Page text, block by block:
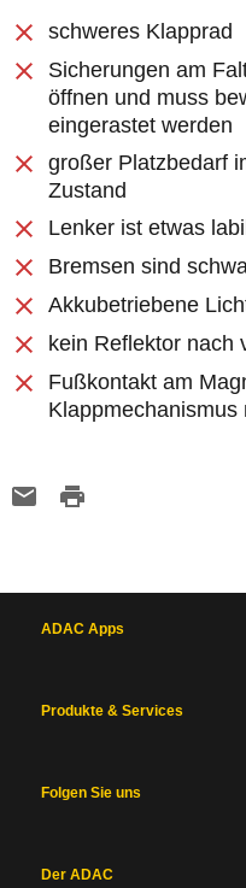
schweres Klapprad
Sicherungen am
öffnen und muss
eingerastet werden
großer Platzbedarf
Zustand
Lenker ist etwas
Bremsen sind
Akkubetriebene
kein Reflektor nach
Fußkontakt am
Klappmechanismus
ADAC Apps
Produkte & Services
Folgen Sie uns
Der ADAC